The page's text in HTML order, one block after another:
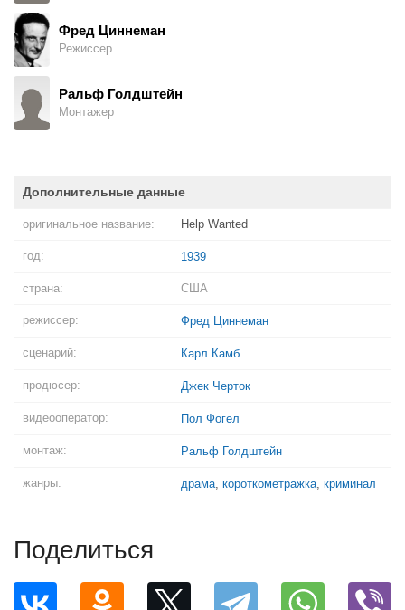
Фред Циннеман
Режиссер
Ральф Голдштейн
Монтажер
Дополнительные данные
оригинальное название: Help Wanted
год: 1939
страна: США
режиссер: Фред Циннеман
сценарий: Карл Камб
продюсер: Джек Черток
видеооператор: Пол Фогел
монтаж: Ральф Голдштейн
жанры: драма, короткометражка, криминал
Поделиться